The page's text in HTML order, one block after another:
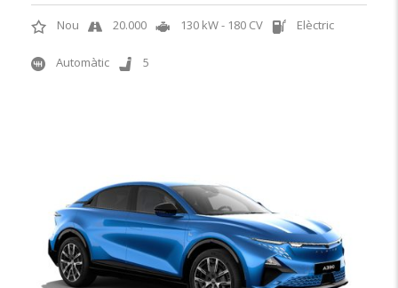
Nou 20.000 130 kW - 180 CV Elèctric
Automàtic 5